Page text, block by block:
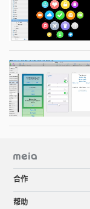
合作
帮助